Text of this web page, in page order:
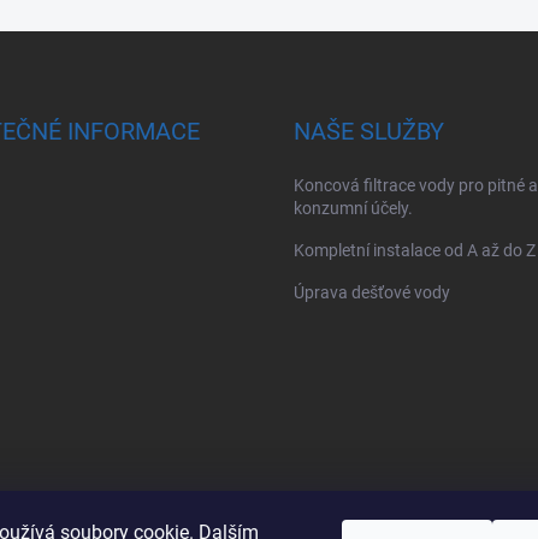
soubory cookie. Dalším
INFORMACE NAŠE SLUŽBY
Koncová filtrace vody pro pitné a
konzumní účely.
Kompletní instalace od A až do Z
Úprava dešťové vody